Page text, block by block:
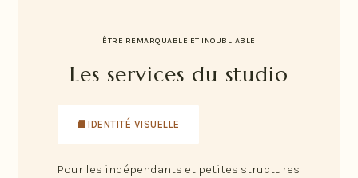
ÊTRE REMARQUABLE ET INOUBLIABLE
Les services du studio
⛘ IDENTITÉ VISUELLE
Pour les indépendants et petites structures